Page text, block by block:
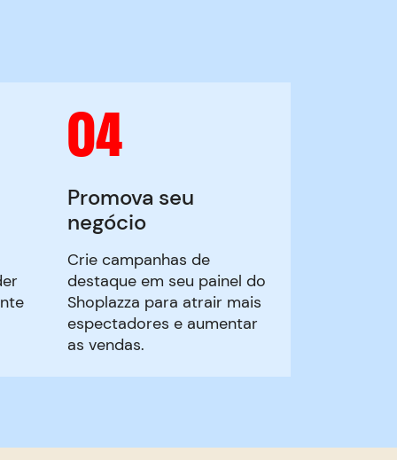
04
Promova seu
negócio
Crie campanhas de
destaque em seu painel do
Shoplazza para atrair mais
espectadores e aumentar
as vendas.